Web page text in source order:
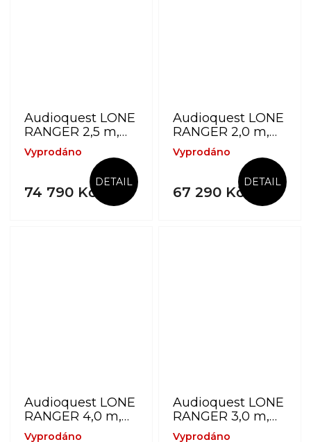
Audioquest LONE
RANGER 2,5 m,
vidličky -
reproduktorový
kabel z výběrové
mědi PSC+
Vyprodáno
74 790 Kč
DETAIL
Audioquest LONE
RANGER 2,0 m,
vidličky -
reproduktorový
kabel z výběrové
mědi PSC+
Vyprodáno
67 290 Kč
DETAIL
Audioquest LONE
RANGER 4,0 m,
banánky -
Vyprodáno
Audioquest LONE
RANGER 3,0 m,
banánky -
Vyprodáno